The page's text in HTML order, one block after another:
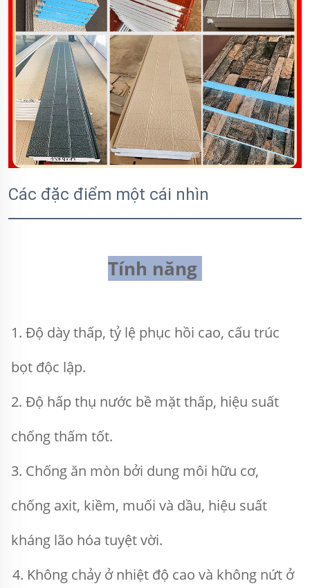
Các đặc điểm một cái nhìn
Tính năng
1. Độ dày thấp, tỷ lệ phục hồi cao, cấu trúc
bọt độc lập.
2. Độ hấp thụ nước bề mặt thấp, hiệu suất
chống thấm tốt.
3. Chống ăn mòn bởi dung môi hữu cơ,
chống axit, kiềm, muối và dầu, hiệu suất
kháng lão hóa tuyệt vời.
4. Không chảy ở nhiệt độ cao và không nứt ở